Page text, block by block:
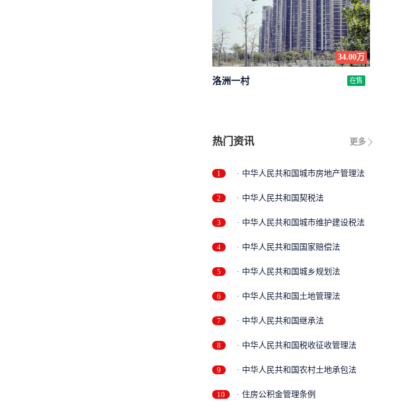
34.00万
洛洲一村 在售
更多
热门资讯
1 · 中华人民共和国城市房地产管理法
2 · 中华人民共和国契税法
3 · 中华人民共和国城市维护建设税法
4 · 中华人民共和国国家赔偿法
5 · 中华人民共和国城乡规划法
6 · 中华人民共和国土地管理法
7 · 中华人民共和国继承法
8 · 中华人民共和国税收征收管理法
9 · 中华人民共和国农村土地承包法
10 · 住房公积金管理条例